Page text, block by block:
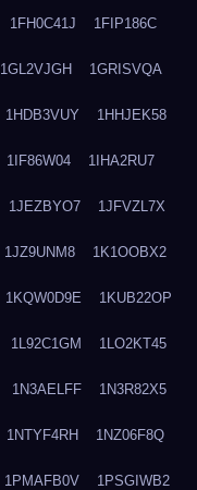
1FH0C41J 1FIP186C
1GL2VJGH 1GRISVQA
1HDB3VUY 1HHJEK58
1IF86W04 1IHA2RU7
1JEZBYO7 1JFVZL7X
1JZ9UNM8 1K1OOBX2
1KQW0D9E 1KUB22OP
1L92C1GM 1LO2KT45
1N3AELFF 1N3R82X5
1NTYF4RH 1NZ06F8Q
1PMAFB0V 1PSGIWB2